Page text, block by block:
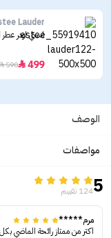
Lauder
استي لودر عطر
499

590
الوصف
مواصفات
5124 تقييم
مرم*****
اكتر من ممتاز رائحة الماضي